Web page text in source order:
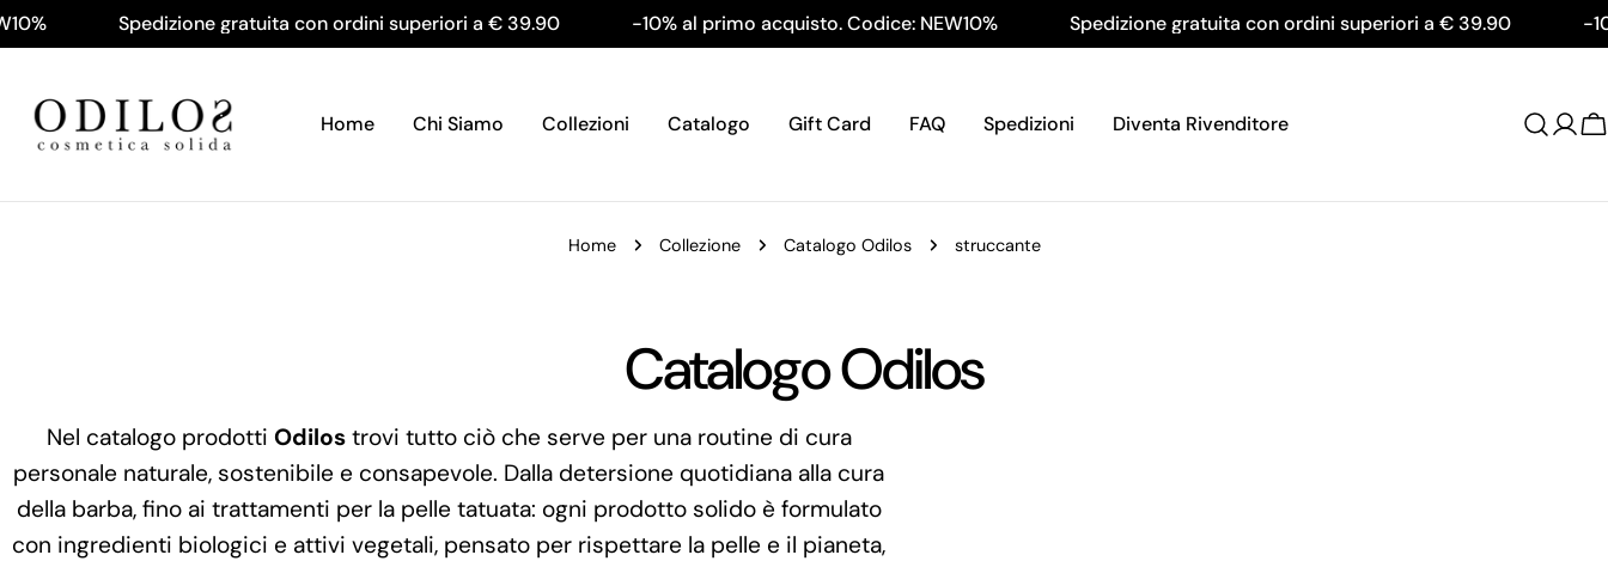
Salta
al
Spedizione gratuita con ordini superiori a € 39.90 -10% al primo acquisto. Codice: NEW10% Spedizione gratuita con ordini superiori a € 39.90 -10%
Home Chi Siamo Collezioni Catalogo Gift Card FAQ Spedizioni Diventa Rivenditore
Home Collezione Catalogo Odilos struccante
C
o
l
Catalogo Odilos
Nel catalogo prodotti Odilostrovi tutto ciò che serve per una routine di cura
personale naturale, sostenibile e consapevole. Dalla detersione quotidiana alla cura
della barba, fino ai trattamenti per la pelle tatuata: ogni prodotto solido è formulato
con ingredienti biologici e attivi vegetali, pensato per rispettare la pelle e il pianeta,